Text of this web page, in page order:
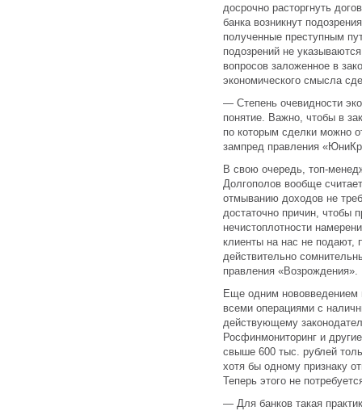
досрочно расторгнуть
банка возникнут
полученные преступным
подозрений не
вопросов заложенное в
экономического смысла
— Степень очевидности
понятие. Важно, чтобы в
по которым сделки можно
зампред правления
В свою очередь, топ-
Долгополов вообще
отмыванию доходов не
достаточно причин, чтобы
нечистоплотности
клиенты на нас не подают,
действительно
правления «Возрождения».
Еще одним нововведением
всеми операциями с
действующему
Росфинмониторинг и
свыше 600 тыс. рублей
хотя бы одному признаку
Теперь этого не
— Для банков такая